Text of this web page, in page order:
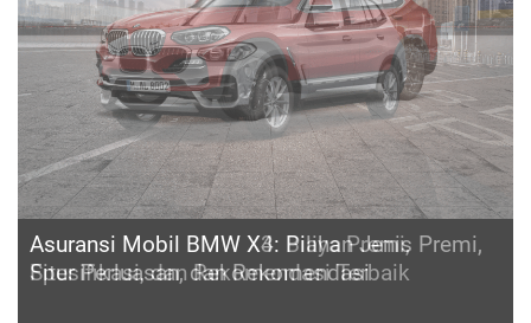
Asuransi Mobil BMW X4: Pilihan Jenis Premi,
Fitur Perluasan, dan Rekomendasi